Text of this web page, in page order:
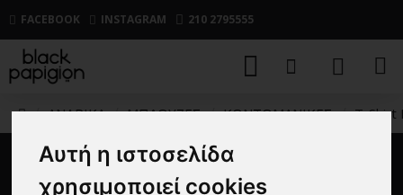
Αυτή η ιστοσελίδα
χρησιμοποιεί cookies
FACEBOOK INSTAGRAM 210 2795555
ΑΝΔΡΙΚΑ ΜΠΛΟΥΖΕΣ ΚΟΝΤΟΜΑΝΙΚΕΣ T-Shirt
T-Shirt Boss μπεζ